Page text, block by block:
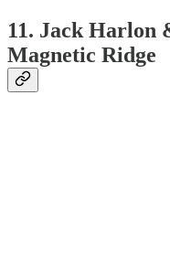
11. Jack Harlon
Magnetic Ridge